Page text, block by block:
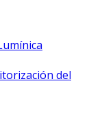
del